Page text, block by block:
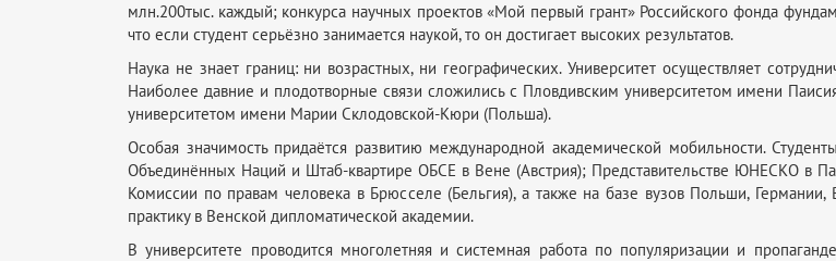
млн.200тыс. каждый; конкурса научных проектов «Мой первый грант» Российского фонда
что если студент серьёзно занимается наукой, то он достигает высоких результатов.
Наука не знает границ: ни возрастных, ни географических. Университет осуществляет
Наиболее давние и плодотворные связи сложились с Пловдивским университетом имени
университетом имени Марии Склодовской-Кюри (Польша).
Особая значимость придаётся развитию международной академической мобильности.
Объединённых Наций и Штаб-квартире ОБСЕ в Вене (Австрия); Представительстве ЮНЕСКО в
Комиссии по правам человека в Брюсселе (Бельгия), а также на базе вузов Польши,
практику в Венской дипломатической академии.
В университете проводится многолетняя и системная работа по популяризации и